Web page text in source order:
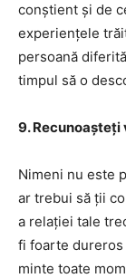
conștient și de
experiențele
persoană
timpul să o
9.
Nimeni nu este
ar trebui să ții
a relației tale
fi foarte dureros
minte toate